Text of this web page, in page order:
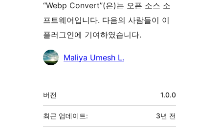
“Webp Convert”(은)는 오픈 소스 소
프트웨어입니다. 다음의 사람들이 이
플러그인에 기여하였습니다.
기
Maliya Umesh L.
기
초
버전 1.0.0
최근 업데이트: 3년 전